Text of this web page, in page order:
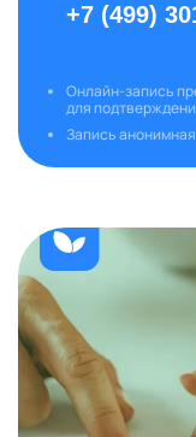
+7 (499)
Онлайн-запись
для
Запись